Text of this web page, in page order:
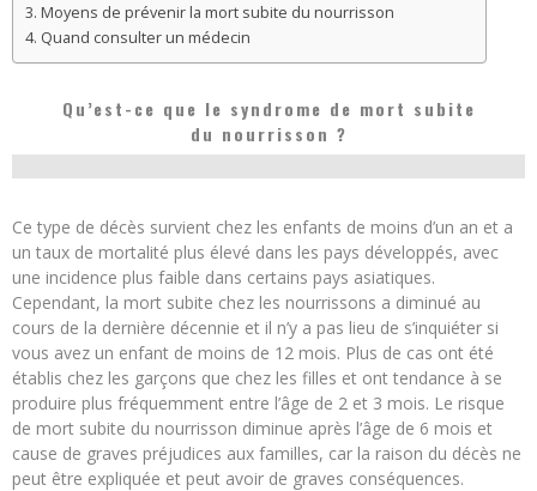
Moyens de prévenir la mort subite du nourrisson
Quand consulter un médecin
Qu’est-ce que le syndrome de mort subite
du nourrisson ?
Ce type de décès survient chez les enfants de moins d’un an et a
un taux de mortalité plus élevé dans les pays développés, avec
une incidence plus faible dans certains pays asiatiques.
Cependant, la mort subite chez les nourrissons a diminué au
cours de la dernière décennie et il n’y a pas lieu de s’inquiéter si
vous avez un enfant de moins de 12 mois. Plus de cas ont été
établis chez les garçons que chez les filles et ont tendance à se
produire plus fréquemment entre l’âge de 2 et 3 mois. Le risque
de mort subite du nourrisson diminue après l’âge de 6 mois et
cause de graves préjudices aux familles, car la raison du décès ne
peut être expliquée et peut avoir de graves conséquences.